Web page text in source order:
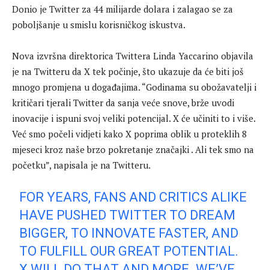
Donio je Twitter za 44 milijarde dolara i zalagao se za
poboljšanje u smislu korisničkog iskustva.
Nova izvršna direktorica Twittera Linda Yaccarino objavila
je na Twitteru da X tek počinje, što ukazuje da će biti još
mnogo promjena u događajima. “Godinama su obožavatelji i
kritičari tjerali Twitter da sanja veće snove, brže uvodi
inovacije i ispuni svoj veliki potencijal. X će učiniti to i više.
Već smo počeli vidjeti kako X poprima oblik u proteklih 8
mjeseci kroz naše brzo pokretanje značajki . Ali tek smo na
početku”, napisala je na Twitteru.
FOR YEARS, FANS AND CRITICS ALIKE
HAVE PUSHED TWITTER TO DREAM
BIGGER, TO INNOVATE FASTER, AND
TO FULFILL OUR GREAT POTENTIAL.